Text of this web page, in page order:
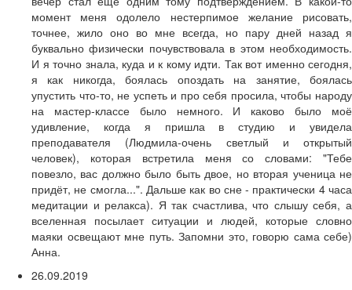
момент меня одолело нестерпимое желание рисовать,
точнее, жило оно во мне всегда, но пару дней назад я
буквально физически почувствовала в этом необходимость.
И я точно знала, куда и к кому идти. Так вот именно сегодня,
я как никогда, боялась опоздать на занятие, боялась
упустить что-то, не успеть и про себя просила, чтобы народу
на мастер-классе было немного. И каково было моё
удивление, когда я пришла в студию и увидела
преподавателя (Людмила-очень светлый и открытый
человек), которая встретила меня со словами: "Тебе
повезло, вас должно было быть двое, но вторая ученица не
придёт, не смогла...". Дальше как во сне - практически 4 часа
медитации и релакса). Я так счастлива, что слышу себя, а
вселенная посылает ситуации и людей, которые словно
маяки освещают мне путь. Запомни это, говорю сама себе)
Анна.
26.09.2019